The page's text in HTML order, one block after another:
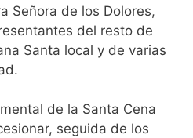
Señora de los Dolores,
del resto de
Santa local y de varias
de la Santa Cena
seguida de los